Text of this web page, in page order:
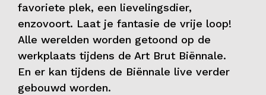
favoriete plek, een lievelingsdier,
enzovoort. Laat je fantasie de vrije loop!
Alle werelden worden getoond op de
werkplaats tijdens de Art Brut Biënnale.
En er kan tijdens de Biënnale live verder
gebouwd worden.